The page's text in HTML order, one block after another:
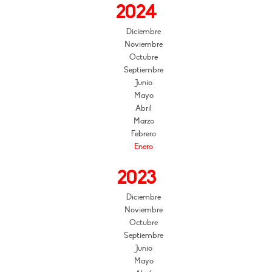
2024
Diciembre
Noviembre
Octubre
Septiembre
Junio
Mayo
Abril
Marzo
Febrero
Enero
2023
Diciembre
Noviembre
Octubre
Septiembre
Junio
Mayo